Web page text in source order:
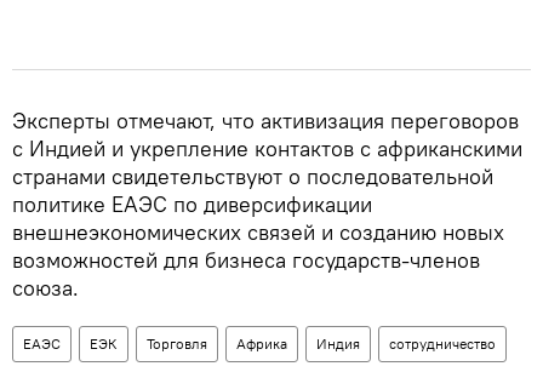
Эксперты отмечают, что активизация переговоров
с Индией и укрепление контактов с африканскими
странами свидетельствуют о последовательной
политике ЕАЭС по диверсификации
внешнеэкономических связей и созданию новых
возможностей для бизнеса государств-членов
союза.
ЕАЭС ЕЭК Торговля Африка Индия сотрудничество